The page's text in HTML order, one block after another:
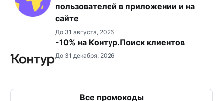
пользователей в приложении и на
сайте
До 31 августа, 2026
-10% на Контур.Поиск клиентов
До 31 декабря, 2026
Все промокоды